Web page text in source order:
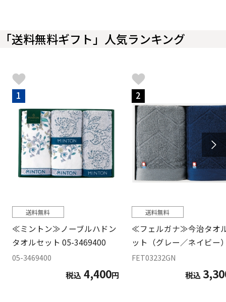
「送料無料ギフト」人気ランキング
1
送料無料
≪ミントン≫ノーブルハドン
タオルセット 05-3469400
05-3469400
税込 4,400円
2
送料無料
≪フェルガナ≫今治タオ
ット（グレー／ネイビー
FET03232GN
税込